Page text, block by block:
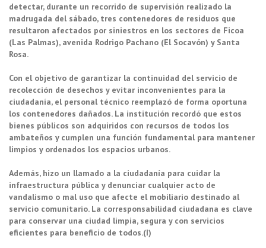
detectar, durante un recorrido de supervisión realizado la
madrugada del sábado, tres contenedores de residuos que
resultaron afectados por siniestros en los sectores de Ficoa
(Las Palmas), avenida Rodrigo Pachano (El Socavón) y Santa
Rosa.
Con el objetivo de garantizar la continuidad del servicio de
recolección de desechos y evitar inconvenientes para la
ciudadanía, el personal técnico reemplazó de forma oportuna
los contenedores dañados. La institución recordó que estos
bienes públicos son adquiridos con recursos de todos los
ambateños y cumplen una función fundamental para mantener
limpios y ordenados los espacios urbanos.
Además, hizo un llamado a la ciudadanía para cuidar la
infraestructura pública y denunciar cualquier acto de
vandalismo o mal uso que afecte el mobiliario destinado al
servicio comunitario. La corresponsabilidad ciudadana es clave
para conservar una ciudad limpia, segura y con servicios
eficientes para beneficio de todos.(I)